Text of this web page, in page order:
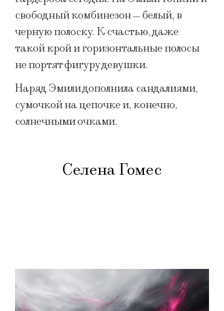
свободный комбинезон — белый, в
черную полоску. К счастью, даже
такой крой и горизонтальные полосы
не портят фигуру девушки.
Наряд Эмили дополнила сандалиями,
сумочкой на цепочке и, конечно,
солнечными очками.
Селена Гомес